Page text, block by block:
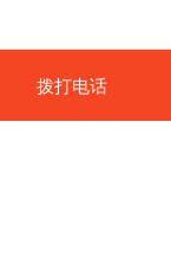
拨打电话